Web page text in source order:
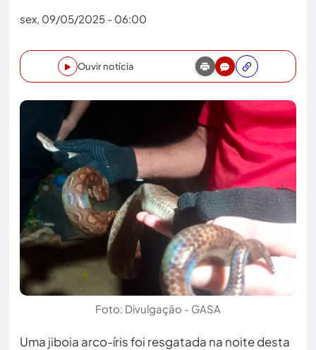
sex, 09/05/2025 - 06:00
Ouvir notícia
Foto: Divulgação - GASA
Uma jiboia arco-íris foi resgatada na noite desta